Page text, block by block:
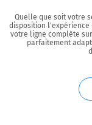
Quelle que soit votre
disposition
votre ligne complète
parfaitement